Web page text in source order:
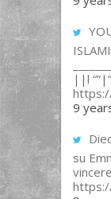
||l
9
su